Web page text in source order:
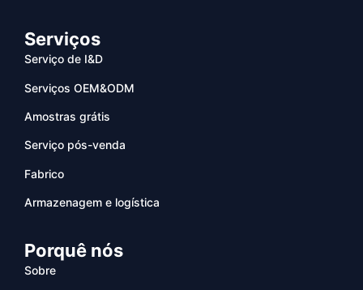
Serviços
Serviço de I&D
Serviços OEM&ODM
Amostras grátis
Serviço pós-venda
Fabrico
Armazenagem e logística
Porquê nós
Sobre